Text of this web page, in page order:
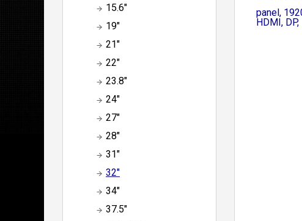
15.6"
19"
21"
22"
23.8"
24"
27"
28"
31"
32"
34"
37.5"
panel,
HDMI,